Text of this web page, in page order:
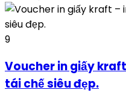
9
Voucher in giấy
tái chế siêu đẹp.